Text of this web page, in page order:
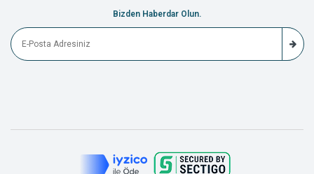
Bizden Haberdar Olun.